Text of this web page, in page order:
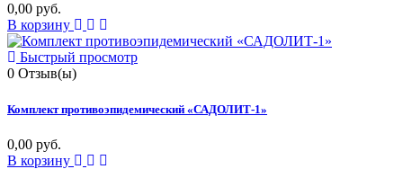
0,00 руб.
В корзину
Быстрый просмотр
0 Отзыв(ы)
Комплект противоэпидемический «САДОЛИТ-1»
0,00 руб.
В корзину